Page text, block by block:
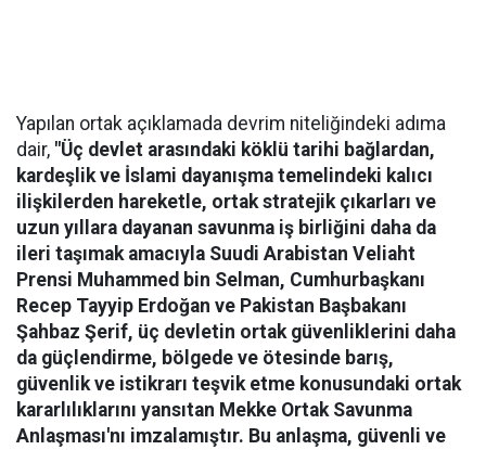
Yapılan ortak açıklamada devrim niteliğindeki adıma
dair, "Üç devlet arasındaki köklü tarihi bağlardan,
kardeşlik ve İslami dayanışma temelindeki kalıcı
ilişkilerden hareketle, ortak stratejik çıkarları ve
uzun yıllara dayanan savunma iş birliğini daha da
ileri taşımak amacıyla Suudi Arabistan Veliaht
Prensi Muhammed bin Selman, Cumhurbaşkanı
Recep Tayyip Erdoğan ve Pakistan Başbakanı
Şahbaz Şerif, üç devletin ortak güvenliklerini daha
da güçlendirme, bölgede ve ötesinde barış,
güvenlik ve istikrarı teşvik etme konusundaki ortak
kararlılıklarını yansıtan Mekke Ortak Savunma
Anlaşması'nı imzalamıştır. Bu anlaşma, güvenli ve